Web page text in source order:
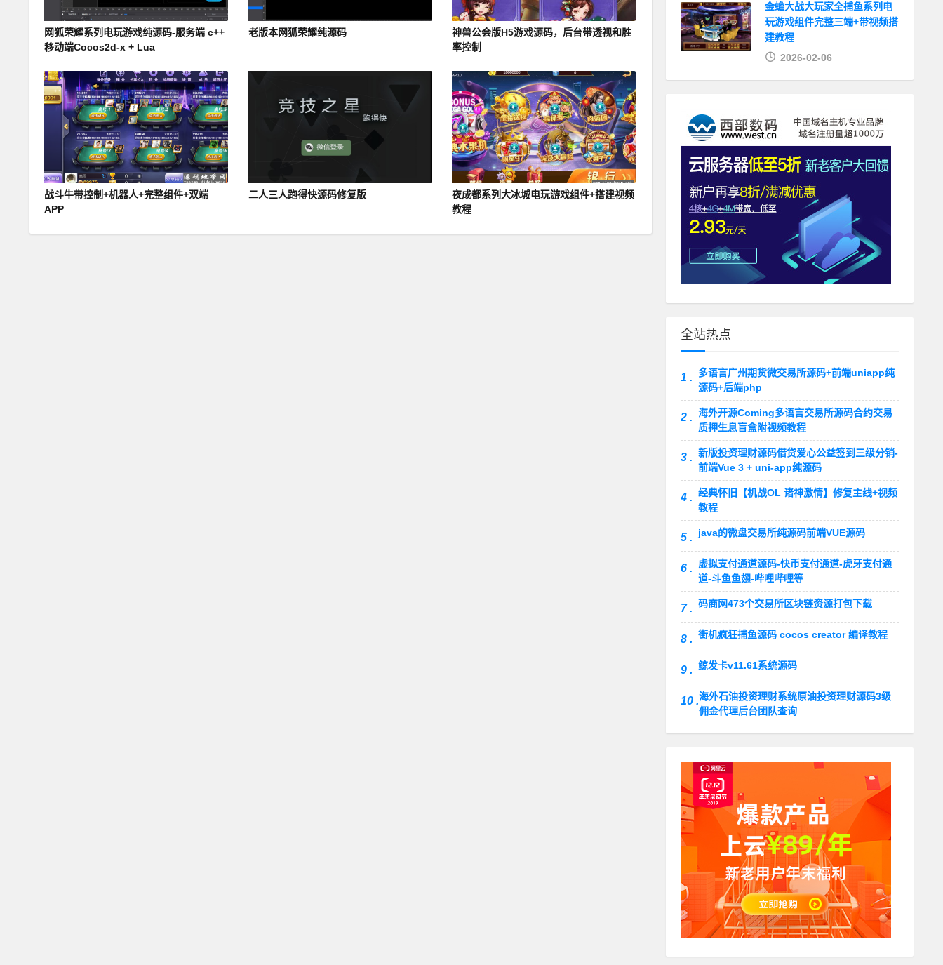
网狐荣耀系列电玩游戏纯源码-服务端 c++
移动端Cocos2d-x + Lua
老版本网狐荣耀纯源码
神兽公会版H5游戏源码，后台带透视和胜
率控制
战斗牛带控制+机器人+完整组件+双端
APP
二人三人跑得快源码修复版
夜成都系列大冰城电玩游戏组件+搭建视频
教程
金蟾大战大玩家全捕鱼系列电
玩游戏组件完整三端+带视频搭
建教程
2026-02-06
全站热点
1 .
多语言广州期货微交易所源码+前端uniapp纯
源码+后端php
2 . 海外开源Coming多语言交易所源码合约交易
质押生息盲盒附视频教程
3 . 新版投资理财源码借贷爱心公益签到三级分销-
前端Vue 3 + uni-app纯源码
4 . 经典怀旧【机战OL 诸神激情】修复主线+视频
教程
5 . java的微盘交易所纯源码前端VUE源码
6 .
虚拟支付通道源码-快币支付通道-虎牙支付通
道-斗鱼鱼翅-哔哩哔哩等
7 . 码商网473个交易所区块链资源打包下载
8 . 街机疯狂捕鱼源码 cocos creator 编译教程
9 . 鲸发卡v11.61系统源码
10 .海外石油投资理财系统原油投资理财源码3级
佣金代理后台团队查询